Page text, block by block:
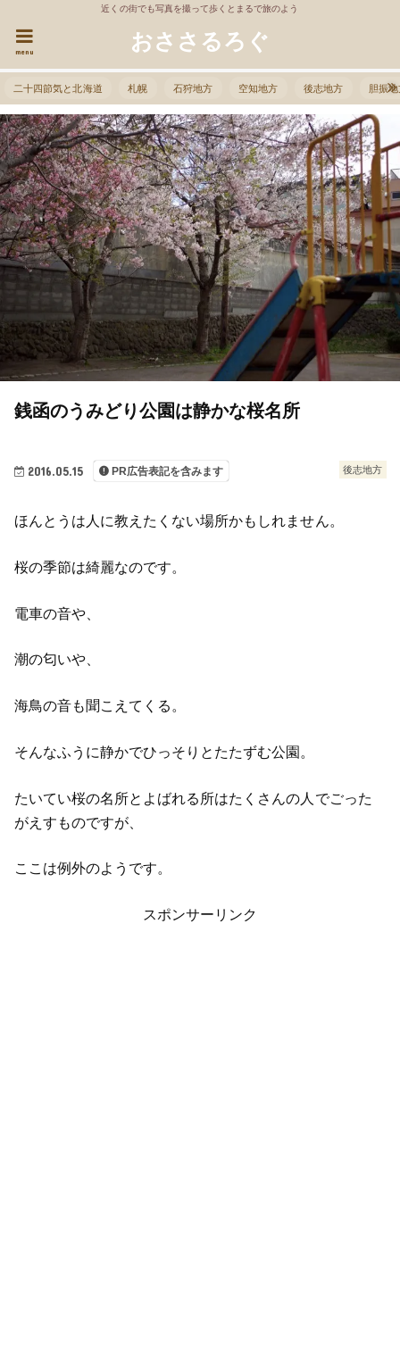
近くの街でも写真を撮って歩くとまるで旅のよう
おささるろぐ
menu
二十四節気と北海道 札幌 石狩地方 空知地方 後志地方 胆振
後志地方
2016.05.15 PR広告表記を含みます
銭函のうみどり公園は静かな桜名所
ほんとうは人に教えたくない場所かもしれません。
桜の季節は綺麗なのです。
電車の音や、
潮の匂いや、
海鳥の音も聞こえてくる。
そんなふうに静かでひっそりとたたずむ公園。
たいてい桜の名所とよばれる所はたくさんの人でごった
がえすものですが、
ここは例外のようです。
スポンサーリンク